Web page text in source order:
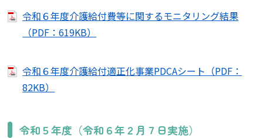
令和６年度介護給付費等に関するモニタリング結果
（PDF：619KB）
令和６年度介護給付適正化事業PDCAシート（PDF：
82KB）
令和５年度（令和６年２月７日実施）